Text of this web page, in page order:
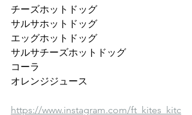
チーズホットドッグ
サルサホットドッグ
エッグホットドッグ
サルサチーズホットドッグ
コーラ
オレンジジュース
https://www.instagram.com/ft_kites_kitc